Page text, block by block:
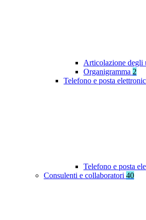
Articolazione degli
Organigramma 2
Telefono e posta
Telefono e posta
Consulenti e collaboratori 40